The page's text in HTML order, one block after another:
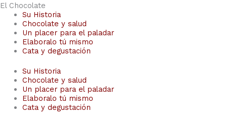
El Chocolate
Su Historia
Chocolate y salud
Un placer para el paladar
Elaboralo tú mismo
Cata y degustación
Su Historia
Chocolate y salud
Un placer para el paladar
Elaboralo tú mismo
Cata y degustación